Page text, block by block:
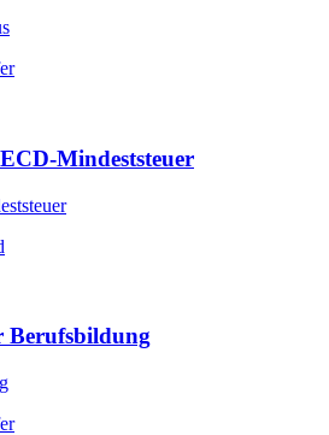
Mindeststeuer
Berufsbildung